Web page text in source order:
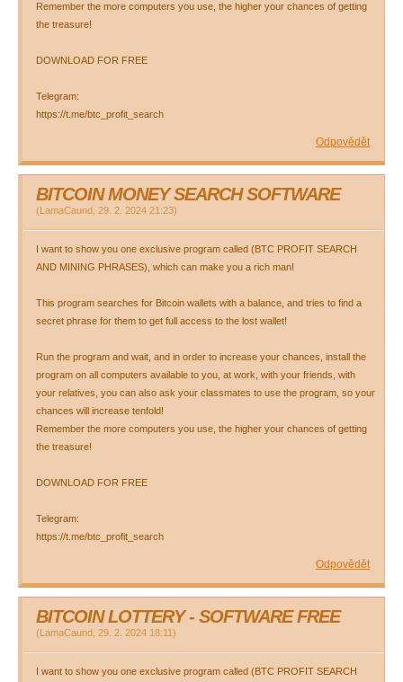
Remember the more computers you use, the higher your chances of getting
the treasure!
DOWNLOAD FOR FREE
Telegram:
https://t.me/btc_profit_search
Odpovědět
BITCOIN MONEY SEARCH SOFTWARE
(LamaCaund 29. 2. 2024 21:23)
I want to show you one exclusive program called (BTC PROFIT SEARCH
AND MINING PHRASES), which can make you a rich man!
This program searches for Bitcoin wallets with a balance, and tries to find a
secret phrase for them to get full access to the lost wallet!
Run the program and wait, and in order to increase your chances, install the
program on all computers available to you, at work, with your friends, with
your relatives, you can also ask your classmates to use the program, so your
chances will increase tenfold!
Remember the more computers you use, the higher your chances of getting
the treasure!
DOWNLOAD FOR FREE
Telegram:
https://t.me/btc_profit_search
Odpovědět
BITCOIN LOTTERY - SOFTWARE FREE
(LamaCaund 29. 2. 2024 18:11)
I want to show you one exclusive program called (BTC PROFIT SEARCH